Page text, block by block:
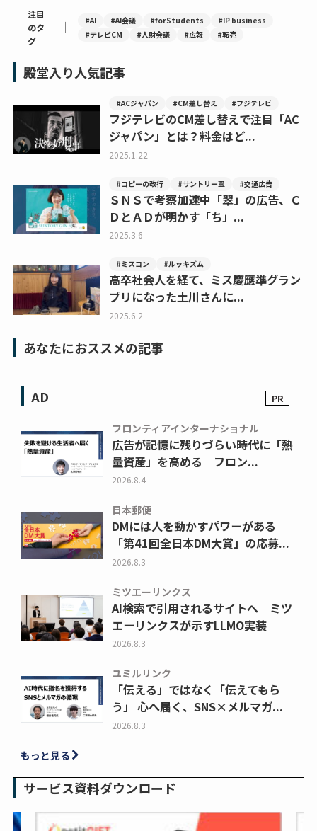
注目
のタ
グ
｜ #AI #AI会議 #forStudents
#IP business
#テレビCM
#人財会議 #広報 #転売
殿堂入り人気記事
#ACジャパン #CM差し替え #フジテレビ
フジテレビのCM差し替えで注目「AC
ジャパン」とは？料金はど...
2025.1.22
#コピーの改行 #サントリー翠 #交通広告
ＳＮＳで考察加速中「翠」の広告、Ｃ
ＤとＡＤが明かす「ち」...
2025.3.6
#ミスコン #ルッキズム
高卒社会人を経て、ミス慶應準グラン
プリになった土川さんに...
2025.6.2
あなたにおススメの記事
AD
フロンティアインターナショナル
広告が記憶に残りづらい時代に「熱
量資産」を高める フロン...
2026.8.4
日本郵便
DMには人を動かすパワーがある
「第41回全日本DM大賞」の応募...
2026.8.3
ミツエーリンクス
AI検索で引用されるサイトへ ミツ
エーリンクスが示すLLMO実装
2026.8.3
ユミルリンク
「伝える」ではなく「伝えてもら
う」 心へ届く、SNS×メルマガ...
2026.8.3
もっと見る
サービス資料ダウンロード